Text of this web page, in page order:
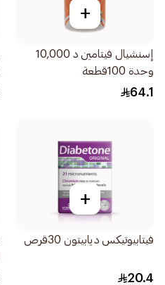
+
إسنشيال فيتامين د 10,000
وحدة 100قطعة
64.1
+
فيتابيوتيكس ديابيتون 30قرص
20.4